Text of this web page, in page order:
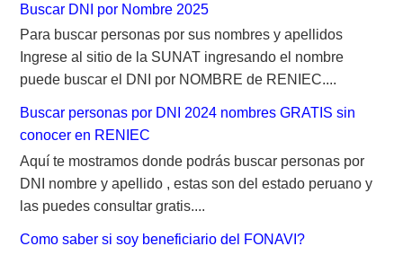
Buscar DNI por Nombre 2025
Para buscar personas por sus nombres y apellidos
Ingrese al sitio de la SUNAT ingresando el nombre
puede buscar el DNI por NOMBRE de RENIEC....
Buscar personas por DNI 2024 nombres GRATIS sin
conocer en RENIEC
Aquí te mostramos donde podrás buscar personas por
DNI nombre y apellido , estas son del estado peruano y
las puedes consultar gratis....
Como saber si soy beneficiario del FONAVI?